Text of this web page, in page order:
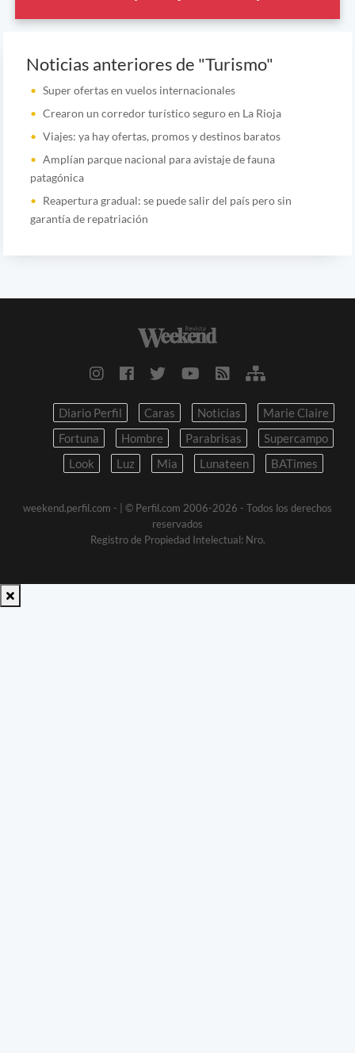
Noticias anteriores de "Turismo"
Super ofertas en vuelos internacionales
Crearon un corredor turístico seguro en La Rioja
Viajes: ya hay ofertas, promos y destinos baratos
Amplían parque nacional para avistaje de fauna
patagónica
Reapertura gradual: se puede salir del país pero sin
garantía de repatriación
Diario Perfil Caras Noticias
Marie Claire
Fortuna
Hombre Parabrisas
Supercampo
Look
Luz Mia Lunateen BATimes
weekend.perfil.com -
| © Perfil.com 2006-2026 - Todos los derechos
reservados
Registro de Propiedad Intelectual: Nro.